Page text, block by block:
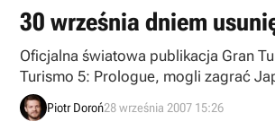
30 września dniem
Oficjalna światowa publikacja Gran
Turismo 5: Prologue, mogli zagrać
możliwość jego pobrania zostanie
Piotr Doroń28 września 2007 15:26